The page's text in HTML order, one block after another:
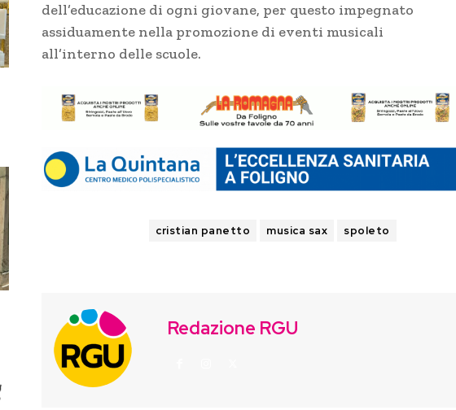
dell’educazione di ogni giovane, per questo impegnato
assiduamente nella promozione di eventi musicali
all’interno delle scuole.
cristian panetto musica sax spoleto
Redazione RGU